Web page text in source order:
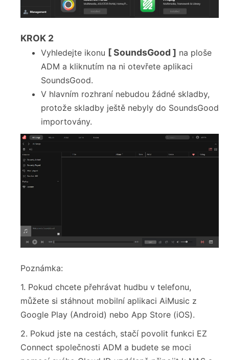
KROK 2
Vyhledejte ikonu [ SoundsGood ] na ploše
ADM a kliknutím na ni otevřete aplikaci
SoundsGood.
V hlavním rozhraní nebudou žádné skladby,
protože skladby ještě nebyly do SoundsGood
importovány.
Poznámka:
1. Pokud chcete přehrávat hudbu v telefonu,
můžete si stáhnout mobilní aplikaci AiMusic z
Google Play (Android) nebo App Store (iOS).
2. Pokud jste na cestách, stačí povolit funkci EZ
Connect společnosti ADM a budete se moci